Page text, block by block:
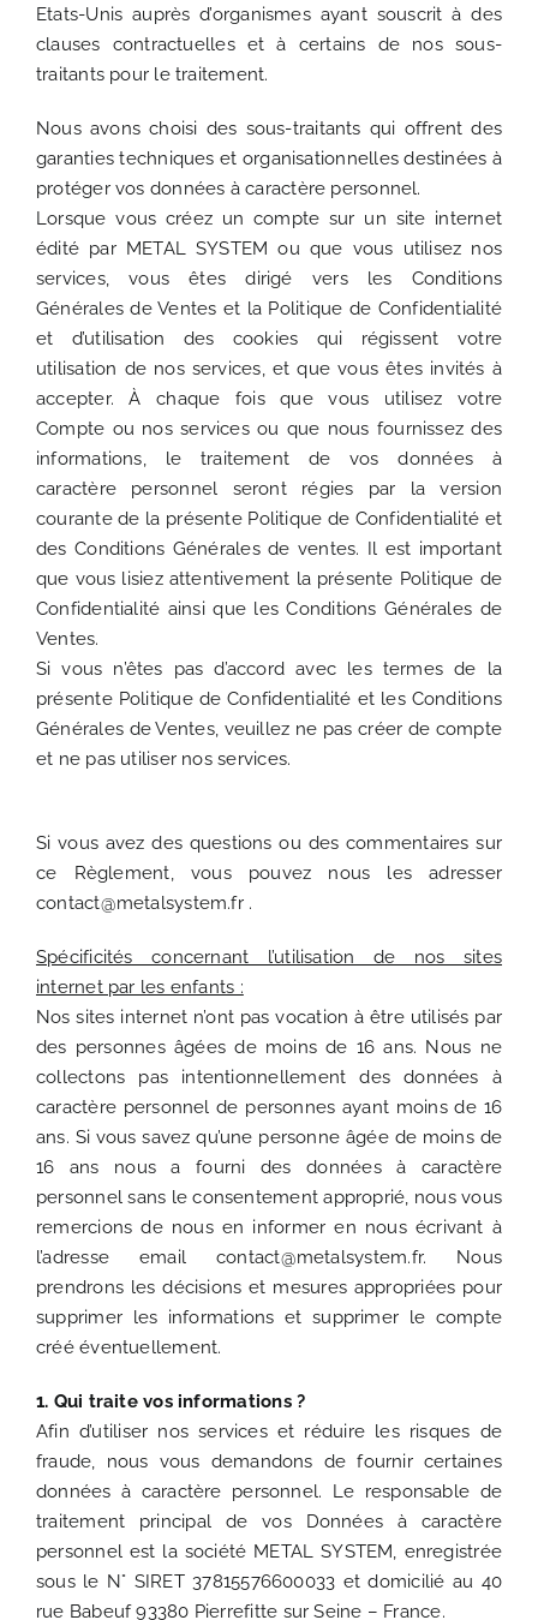
Etats-Unis auprès d’organismes ayant souscrit à des
clauses contractuelles et à certains de nos sous-
traitants pour le traitement.
Nous avons choisi des sous-traitants qui offrent des
garanties techniques et organisationnelles destinées à
protéger vos données à caractère personnel.
Lorsque vous créez un compte sur un site internet
édité par METAL SYSTEM ou que vous utilisez nos
services, vous êtes dirigé vers les Conditions
Générales de Ventes et la Politique de Confidentialité
et d’utilisation des cookies qui régissent votre
utilisation de nos services, et que vous êtes invités à
accepter. À chaque fois que vous utilisez votre
Compte ou nos services ou que nous fournissez des
informations, le traitement de vos données à
caractère personnel seront régies par la version
courante de la présente Politique de Confidentialité et
des Conditions Générales de ventes. Il est important
que vous lisiez attentivement la présente Politique de
Confidentialité ainsi que les Conditions Générales de
Ventes.
Si vous n’êtes pas d’accord avec les termes de la
présente Politique de Confidentialité et les Conditions
Générales de Ventes, veuillez ne pas créer de compte
et ne pas utiliser nos services.
Si vous avez des questions ou des commentaires sur
ce Règlement, vous pouvez nous les adresser
contact@metalsystem.fr .
Spécificités concernant l’utilisation de nos sites
internet par les enfants :
Nos sites internet n’ont pas vocation à être utilisés par
des personnes âgées de moins de 16 ans. Nous ne
collectons pas intentionnellement des données à
caractère personnel de personnes ayant moins de 16
ans. Si vous savez qu’une personne âgée de moins de
16 ans nous a fourni des données à caractère
personnel sans le consentement approprié, nous vous
remercions de nous en informer en nous écrivant à
l’adresse email contact@metalsystem.fr. Nous
prendrons les décisions et mesures appropriées pour
supprimer les informations et supprimer le compte
créé éventuellement.
1. Qui traite vos informations ?
Afin d’utiliser nos services et réduire les risques de
fraude, nous vous demandons de fournir certaines
données à caractère personnel. Le responsable de
traitement principal de vos Données à caractère
personnel est la société METAL SYSTEM, enregistrée
sous le N° SIRET 37815576600033 et domicilié au 40
rue Babeuf 93380 Pierrefitte sur Seine – France.